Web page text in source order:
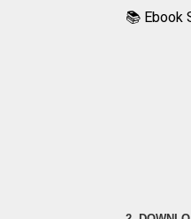
📚 Ebook